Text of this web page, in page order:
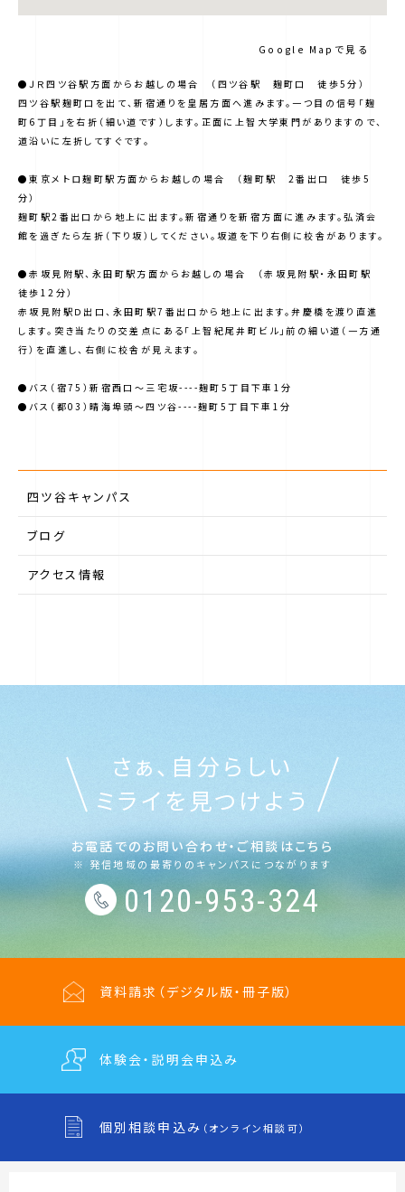
Google Mapで見る
●ＪＲ四ツ谷駅方面からお越しの場合 （四ツ谷駅 麹町口 徒歩5分）
四ツ谷駅麹町口を出て、新宿通りを皇居方面へ進みます。一つ目の信号「麹
町6丁目」を右折（細い道です）します。正面に上智大学東門がありますので、
道沿いに左折してすぐです。
●東京メトロ麹町駅方面からお越しの場合 （麹町駅 2番出口 徒歩5
分）
麹町駅2番出口から地上に出ます。新宿通りを新宿方面に進みます。弘済会
館を過ぎたら左折（下り坂）してください。坂道を下り右側に校舎があります。
●赤坂見附駅、永田町駅方面からお越しの場合 （赤坂見附駅・永田町駅
徒歩12分）
赤坂見附駅Ｄ出口、永田町駅7番出口から地上に出ます。弁慶橋を渡り直進
します。突き当たりの交差点にある「上智紀尾井町ビル」前の細い道（一方通
行）を直進し、右側に校舎が見えます。
●バス（宿75）新宿西口～三宅坂----麹町5丁目下車1分
●バス（都03）晴海埠頭～四ツ谷----麹町5丁目下車1分
四ツ谷キャンパス
ブログ
アクセス情報
さぁ、自分らしい
ミライを見つけよう
お電話でのお問い合わせ・ご相談はこちら
※ 発信地域の最寄りのキャンパスにつながります
0120-953-324
資料請求 （デジタル版・冊子版）
体験会・説明会申込み
個別相談申込み （オンライン相談可）